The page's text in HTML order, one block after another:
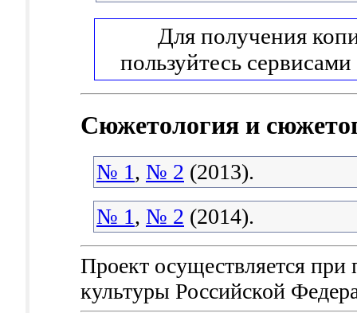
Для получения
пользуйтесь сервисами
Сюжетология и
№ 1, № 2 (2013).
№ 1, № 2 (2014).
Проект осуществляется
культуры Российской